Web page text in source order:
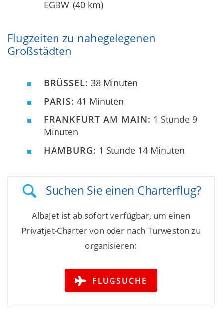
EGBW (40 km)
Flugzeiten zu nahegelegenen
Großstädten
BRÜSSEL: 38 Minuten
PARIS: 41 Minuten
FRANKFURT AM MAIN: 1 Stunde 9
Minuten
HAMBURG: 1 Stunde 14 Minuten
Suchen Sie einen Charterflug?
AlbaJet ist ab sofort verfügbar, um einen
Privatjet-Charter von oder nach Turweston zu
organisieren:
FLUGSUCHE